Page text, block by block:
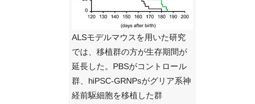
ALSモデルマウスを用いた研究
では、移植群の方が生存期間が
延長した。PBSがコントロール
群、hiPSC-GRNPsがグリア系神
経前駆細胞を移植した群